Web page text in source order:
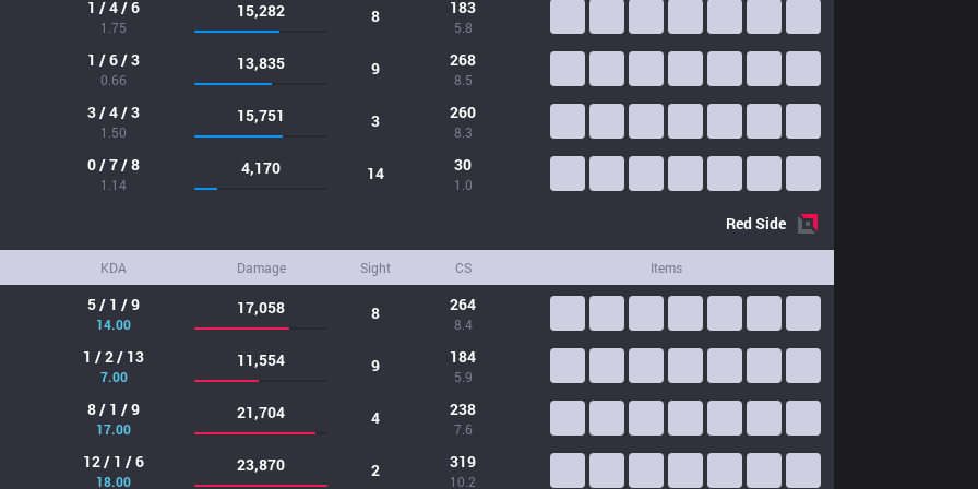
1 / 4 / 6
1.75
15,282 8 183
5.8
1 / 6 / 3
0.66
13,835 9 268
8.5
3 / 4 / 3
1.50
15,751 3 260
8.3
0 / 7 / 8
1.14
4,170 14 30
1.0
RedSide
KDA Damage Sight CS Items
5 / 1 / 9
14.00
17,058 8 264
8.4
1 / 2 / 13
7.00
11,554 9 184
5.9
8 / 1 / 9
17.00
21,704 4 238
7.6
12 / 1 / 6
18.00
23,870 2 319
10.2